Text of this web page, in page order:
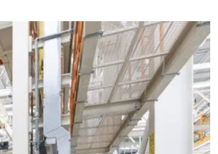
19 listopada 2025
Jak wykorzystać storytelling na stronie
internetowej do wzmacniania strategii
marketingowej
Odkryj, jak storytelling może zwiększyć
zaangażowanie klientów na Twojej stronie